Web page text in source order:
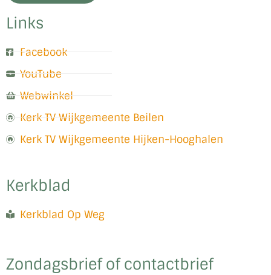
Links
Facebook
YouTube
Webwinkel
Kerk TV Wijkgemeente Beilen
Kerk TV Wijkgemeente Hijken-Hooghalen
Kerkblad
Kerkblad Op Weg
Zondagsbrief of contactbrief